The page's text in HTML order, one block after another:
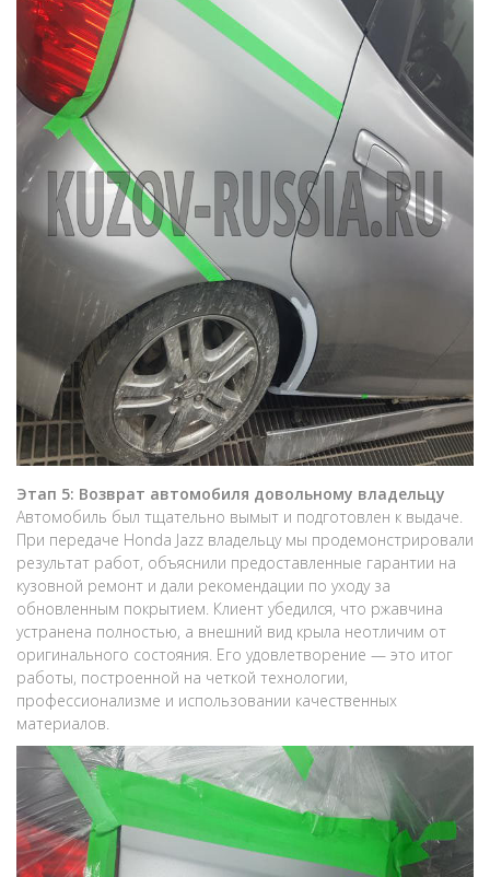
Этап 5: Возврат автомобиля довольному владельцу
Автомобиль был тщательно вымыт и подготовлен к выдаче.
При передаче Honda Jazz владельцу мы продемонстрировали
результат работ, объяснили предоставленные гарантии на
кузовной ремонт и дали рекомендации по уходу за
обновленным покрытием. Клиент убедился, что ржавчина
устранена полностью, а внешний вид крыла неотличим от
оригинального состояния. Его удовлетворение — это итог
работы, построенной на четкой технологии,
профессионализме и использовании качественных
материалов.